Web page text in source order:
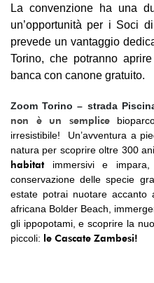
La convenzione ha una
un’opportunità per i Soci
prevede un vantaggio
Torino, che potranno
banca con canone gratuito.
Zoom Torino – strada
non è un semplice
irresistibile! Un’avventura a
natura per scoprire oltre 300
habitat
immersivi e impara,
conservazione delle specie
estate potrai nuotare accanto
africana Bolder Beach,
gli ippopotami, e scoprire la
piccoli: le Cascate Zambesi!